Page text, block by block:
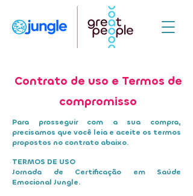
Contrato de uso e Termos de
compromisso
Para prosseguir com a sua compra,
precisamos que você leia e aceite os termos
propostos no contrato abaixo.
TERMOS DE USO
Jornada de Certificação em Saúde
Emocional Jungle.